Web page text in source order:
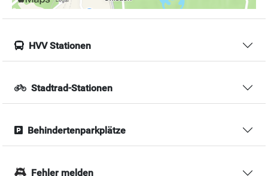
HVV Stationen
Stadtrad-Stationen
Behindertenparkplätze
Fehler melden